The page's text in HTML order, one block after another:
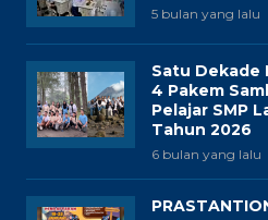
5 bulan yang lalu
Satu Dekade
4 Pakem
Pelajar SMP
Tahun 2026
6 bulan yang lalu